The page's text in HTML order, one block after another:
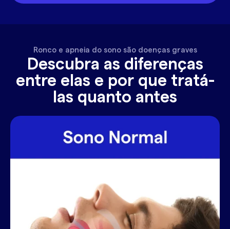
Ronco e apneia do sono são doenças graves
Descubra as diferenças
entre elas e por que tratá-
las quanto antes